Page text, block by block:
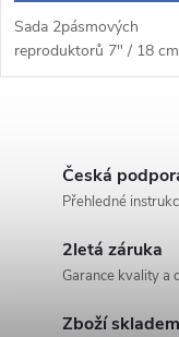
u
k
u
Sada 2pásmových
reproduktorů 7" / 18 cm
Česká
Přehledné
2letá záruka
Garance kvality a
Zboží skladem